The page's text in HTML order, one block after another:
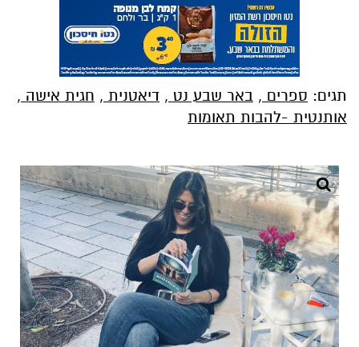
תגים: ספרים , באר שבע נט , דיאטנית , חגית אישה ,
אותנטית -להבות תאומות